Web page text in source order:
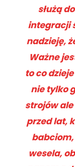
służą
integracji
nadzieję,
Ważne
to co
nie tylko
strojów
przed lat,
wesela,